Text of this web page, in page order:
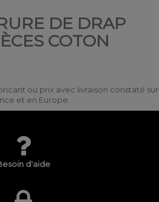
DE DRAP
COTON
ou prix avec livraison constaté sur
et en Europe.
d'aide